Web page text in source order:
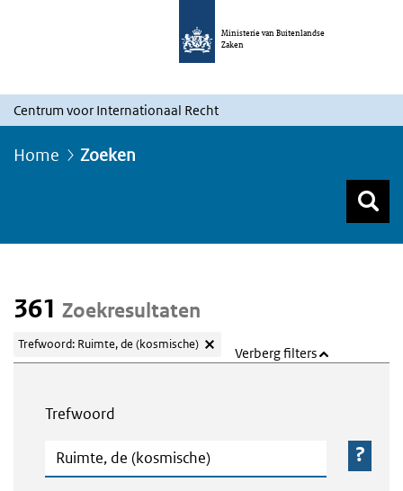
Ministerie van Buitenlandse
Zaken
Centrum voor Internationaal Recht
Home Zoeken
361 Zoekresultaten
Trefwoord: Ruimte, de (kosmische)
Verberg filters
Trefwoord
Trefwoord